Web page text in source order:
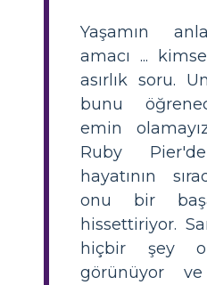
Yaşamın
amacı ...
asırlık soru.
bunu
emin
Ruby
hayatının
onu bir
hissettiriyor.
hiçbir şey
görünüyor